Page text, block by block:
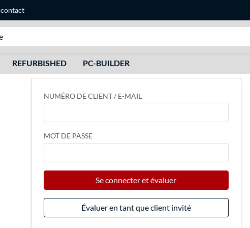
contact
REFURBISHED PC-BUILDER
NUMÉRO DE CLIENT / E-MAIL
MOT DE PASSE
Se connecter et évaluer
Évaluer en tant que client invité